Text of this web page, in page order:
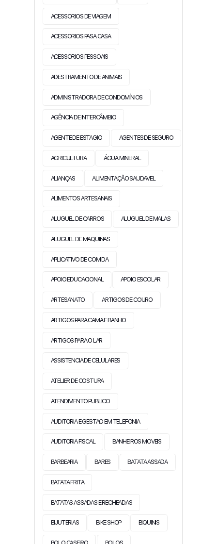
ACESSORIOS DE VIAGEM
ACESSORIOS PASA CASA
ACESSORIOS PESSOAIS
ADESTRAMENTO DE ANIMAIS
ADMINISTRADORA DE CONDOMÍNIOS
AGÊNCIA DE INTERCÂMBIO
AGENTE DE ESTAGIO AGENTES DE SEGURO
AGRICULTURA ÁGUA MINERAL
ALIANÇAS ALIMENTAÇÃO SAUDAVEL
ALIMENTOS ARTESANAIS
ALUGUEL DE CARROS ALUGUEL DE MALAS
ALUGUEL DE MAQUINAS
APLICATIVO DE COMIDA
APOIO EDUCACIONAL APOIO ESCOLAR
ARTESANATO ARTIGOS DE COURO
ARTIGOS PARA CAMA E BANHO
ARTIGOS PARA O LAR
ASSISTENCIA DE CELULARES
ATELIER DE COSTURA
ATENDIMENTO PUBLICO
AUDITORIA E GESTAO EM TELEFONIA
AUDITORIA FISCAL BANHEIROS MOVEIS
BARBEARIA BARES BATATA ASSADA
BATATA FRITA
BATATAS ASSADAS E RECHEADAS
BIJUTERIAS BIKE SHOP BIQUINIS